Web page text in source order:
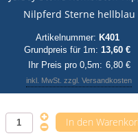
Nilpferd Sterne hellblau
Artikelnummer: K401
Grundpreis für 1m: 13,60 €
Ihr Preis pro 0,5m: 6,80 €
inkl. MwSt. zzgl. Versandkosten